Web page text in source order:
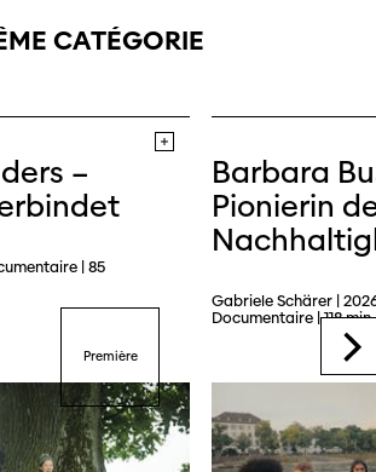
CATÉGORIE
–
| 85
Première
Barbara
Pionierin
Gabriele Schärer |
Documentaire | 118 min